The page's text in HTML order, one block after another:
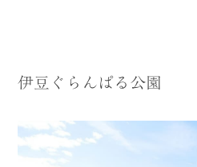
伊豆ぐらんぱる公園